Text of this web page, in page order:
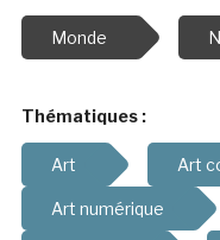
Monde
Thématiques :
Art Art
Art numérique